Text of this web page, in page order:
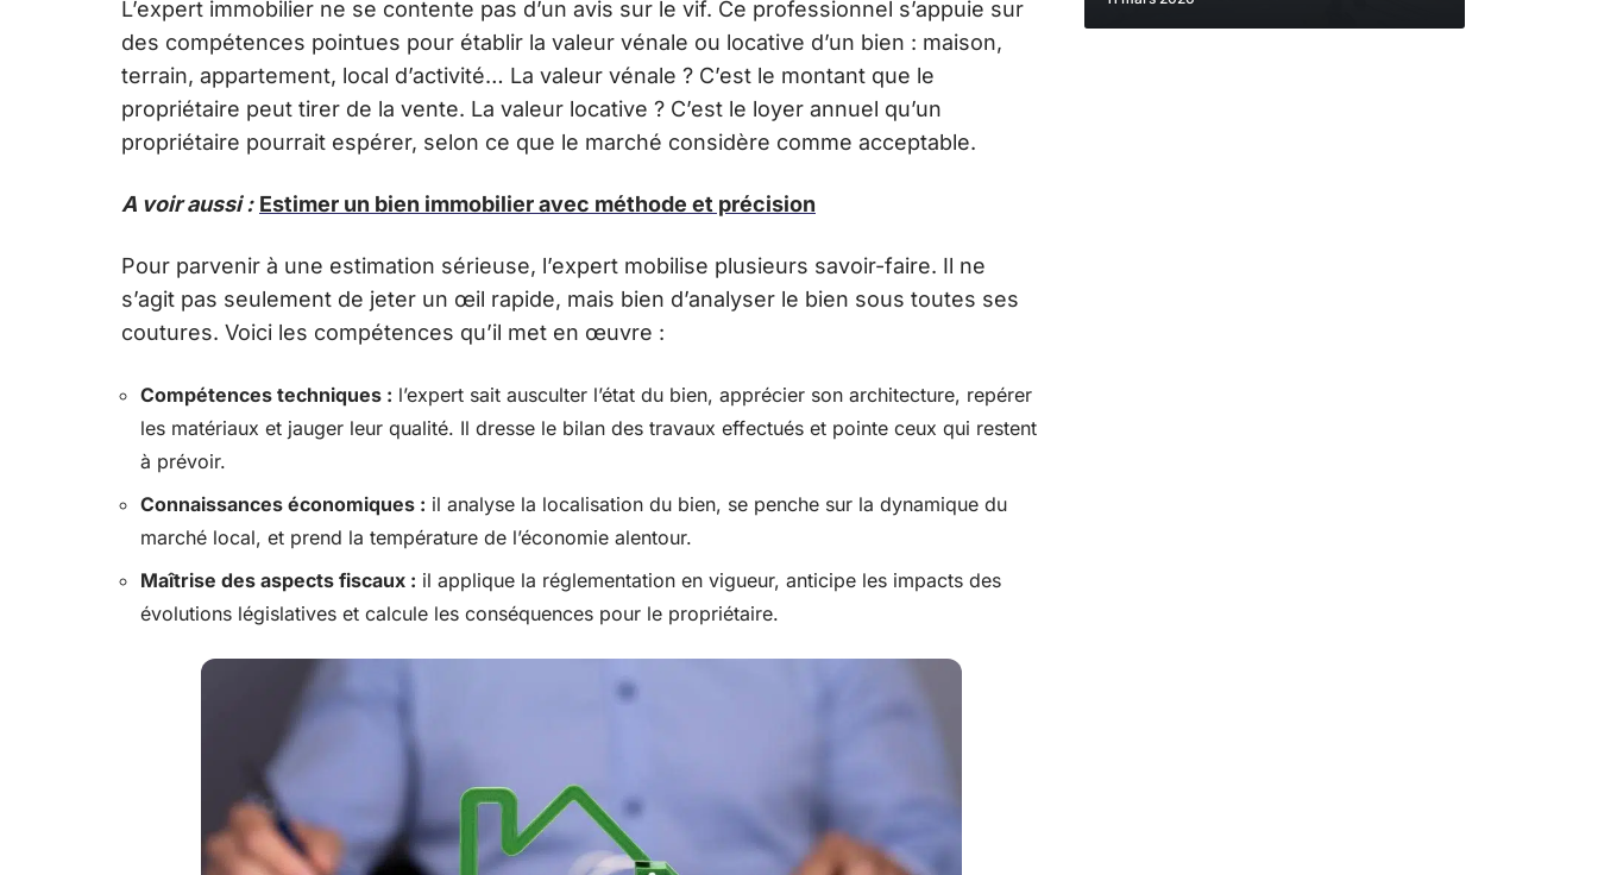
L’expert immobilier ne se contente pas d’un avis sur le vif. Ce professionnel s’appuie sur
des compétences pointues pour établir la valeur vénale ou locative d’un bien : maison,
terrain, appartement, local d’activité… La valeur vénale ? C’est le montant que le
propriétaire peut tirer de la vente. La valeur locative ? C’est le loyer annuel qu’un
propriétaire pourrait espérer, selon ce que le marché considère comme acceptable.
A voir aussi : Estimer un bien immobilier avec méthode et précision
Pour parvenir à une estimation sérieuse, l’expert mobilise plusieurs savoir-faire. Il ne
s’agit pas seulement de jeter un œil rapide, mais bien d’analyser le bien sous toutes ses
coutures. Voici les compétences qu’il met en œuvre :
Compétences techniques : l’expert sait ausculter l’état du bien, apprécier son architecture, repérer
les matériaux et jauger leur qualité. Il dresse le bilan des travaux effectués et pointe ceux qui restent
à prévoir.
Connaissances économiques : il analyse la localisation du bien, se penche sur la dynamique du
marché local, et prend la température de l’économie alentour.
Maîtrise des aspects fiscaux : il applique la réglementation en vigueur, anticipe les impacts des
évolutions législatives et calcule les conséquences pour le propriétaire.